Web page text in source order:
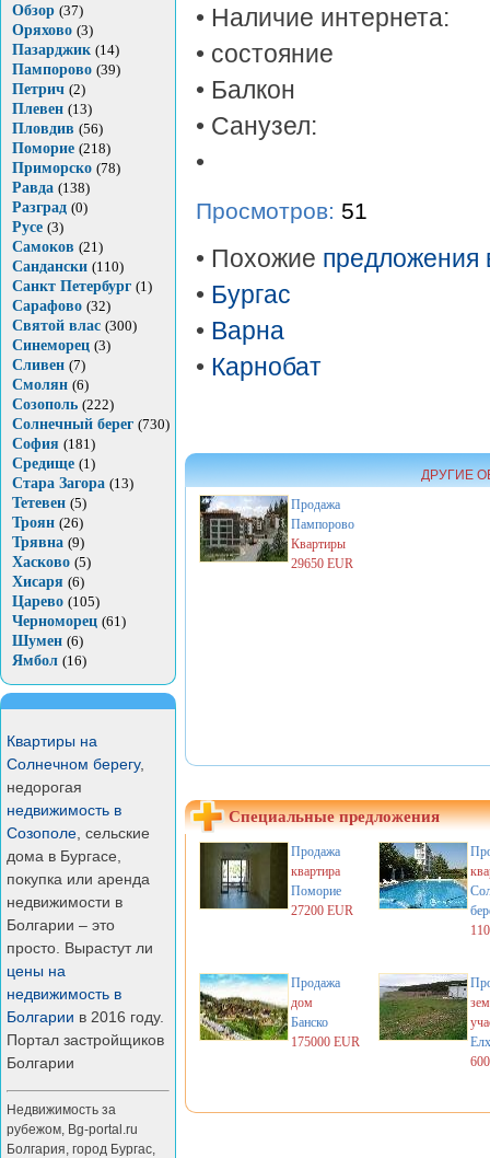
Обзор (37)
Оряхово (3)
Пазарджик (14)
Пампорово (39)
Петрич (2)
Плевен (13)
Пловдив (56)
Поморие (218)
Приморско (78)
Равда (138)
Разград (0)
Русе (3)
Самоков (21)
Сандански (110)
Санкт Петербург (1)
Сарафово (32)
Святой влас (300)
Синеморец (3)
Сливен (7)
Смолян (6)
Созополь (222)
Солнечный берег (730)
София (181)
Средище (1)
Стара Загора (13)
Тетевен (5)
Троян (26)
Трявна (9)
Хасково (5)
Хисаря (6)
Царево (105)
Черноморец (61)
Шумен (6)
Ямбол (16)
Квартиры на
Солнечном берегу,
недорогая
недвижимость в
Созополе , сельские
дома в Бургасе,
покупка или аренда
недвижимости в
Болгарии – это
просто. Вырастут ли
цены на
недвижимость в
Болгарии в 2016 году.
Портал застройщиков
Болгарии
Недвижимость за
рубежом, Bg-portal.ru
Болгария, город Бургас,
• Наличие интернета:
• состояние
• Балкон
• Санузел:
•
Просмотров: 51
• Похожие предложения
• Бургас
• Варна
• Карнобат
ДРУГИЕ
Продажа
Пампорово
Квартиры
29650 EUR
Специальные предложения
Продажа
квартира
Поморие
27200 EUR
Продажа
дом
Банско
175000 EUR